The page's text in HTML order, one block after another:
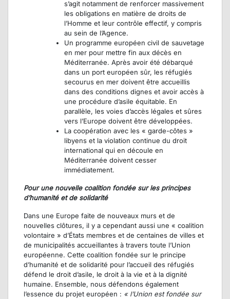
s’agit notamment de renforcer massivement
les obligations en matière de droits de
l’Homme et leur contrôle effectif, y compris
au sein de l’Agence.
Un programme européen civil de sauvetage
en mer pour mettre fin aux décès en
Méditerranée. Après avoir été débarqué
dans un port européen sûr, les réfugiés
secourus en mer doivent être accueillis
dans des conditions dignes et avoir accès à
une procédure d’asile équitable. En
parallèle, les voies d’accès légales et sûres
vers l’Europe doivent être développées.
La coopération avec les « garde-côtes »
libyens et la violation continue du droit
international qui en découle en
Méditerranée doivent cesser
immédiatement.
Pour une nouvelle coalition fondée sur les principes
d’humanité et de solidarité
Dans une Europe faite de nouveaux murs et de
nouvelles clôtures, il y a cependant aussi une « coalition
volontaire » d’États membres et de centaines de villes et
de municipalités accueillantes à travers toute l’Union
européenne. Cette coalition fondée sur le principe
d’humanité et de solidarité pour l’accueil des réfugiés
défend le droit d’asile, le droit à la vie et à la dignité
humaine. Ensemble, nous défendons également
l’essence du projet européen : « l’Union est fondée sur